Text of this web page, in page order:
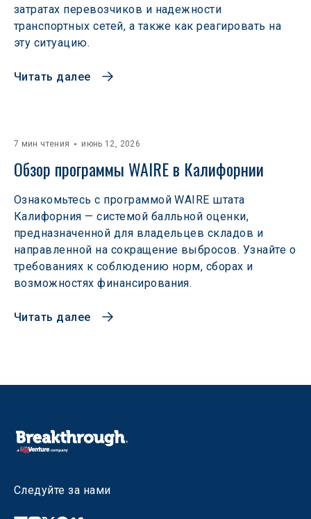
затратах перевозчиков и надежности
транспортных сетей, а также как реагировать на
эту ситуацию.
Читать далее
7 мин чтения июнь 12, 2026
Обзор программы WAIRE в Калифорнии
Ознакомьтесь с программой WAIRE штата
Калифорния — системой балльной оценки,
предназначенной для владельцев складов и
направленной на сокращение выбросов. Узнайте о
требованиях к соблюдению норм, сборах и
возможностях финансирования.
Читать далее
Следуйте за нами